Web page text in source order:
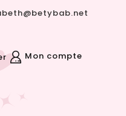
Mon compte